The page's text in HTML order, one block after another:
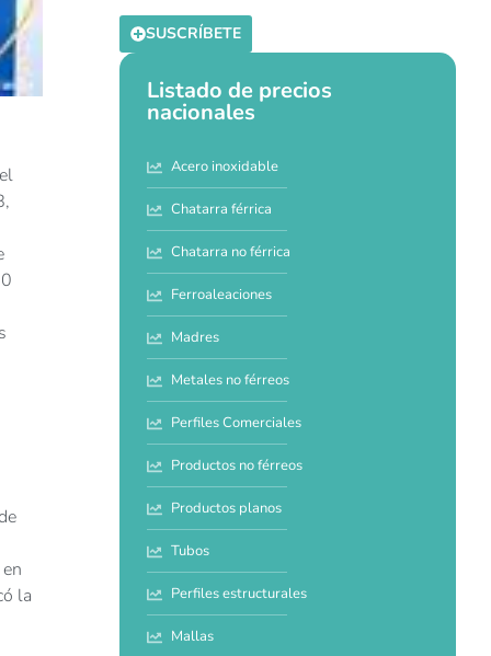
la
SUSCRÍBETE
Listado de precios
nacionales
Acero inoxidable
Chatarra férrica
Chatarra no férrica
Ferroaleaciones
Madres
Metales no férreos
Perfiles Comerciales
Productos no férreos
Productos planos
Tubos
Perfiles estructurales
Mallas